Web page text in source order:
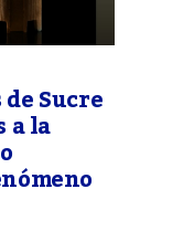
Sucre
a la